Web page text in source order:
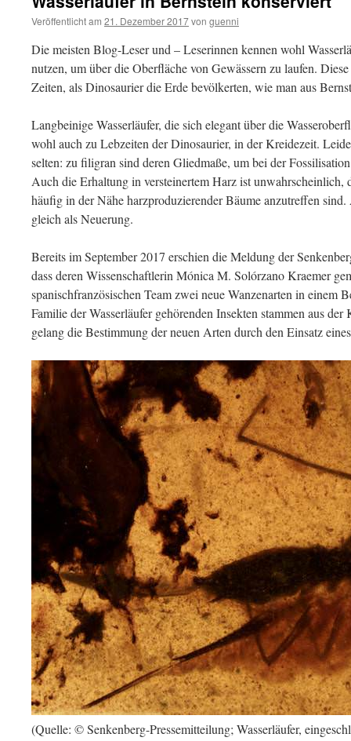
Veröffentlicht am 21. Dezember 2017von guenni
Die meisten Blog-Leser und – Leserinnen kennen wohl
nutzen, um über die Oberfläche von Gewässern zu laufen.
Zeiten, als Dinosaurier die Erde bevölkerten, wie man aus
Langbeinige Wasserläufer, die sich elegant über die
wohl auch zu Lebzeiten der Dinosaurier, in der Kreidezeit.
selten: zu filigran sind deren Gliedmaße, um bei der
Auch die Erhaltung in versteinertem Harz ist unwahrscheinlich,
häufig in der Nähe harzproduzierender Bäume anzutreffen
gleich als Neuerung.
Bereits im September 2017 erschien die Meldung der
dass deren Wissenschaftlerin Mónica M. Solórzano Kraemer
spanischfranzösischen Team zwei neue Wanzenarten in einem
Familie der Wasserläufer gehörenden Insekten stammen aus
gelang die Bestimmung der neuen Arten durch den Einsatz
(Quelle: © Senkenberg-Pressemitteilung; Wasserläufer,